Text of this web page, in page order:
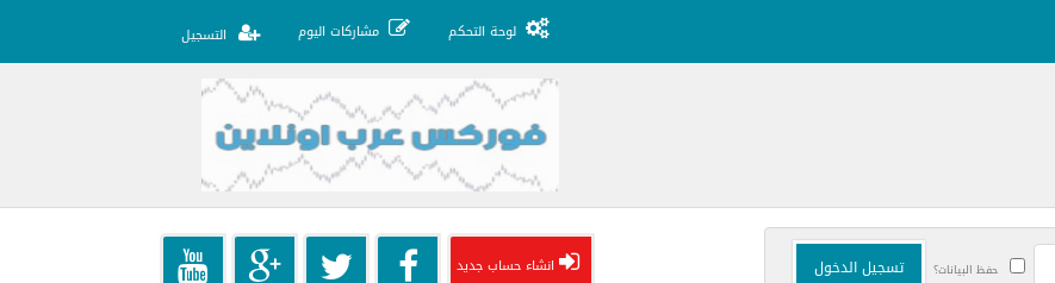
لوحة التحكم مشاركات اليوم التسجيل
حفظ البيانات؟ انشاء حساب جديد